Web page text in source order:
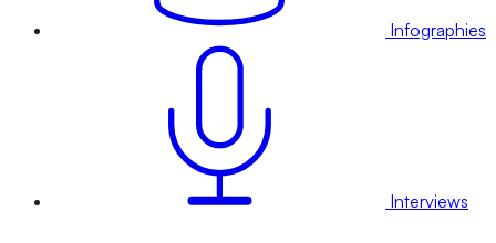
Infographies
Interviews